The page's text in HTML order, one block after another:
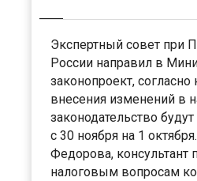
Экспертный совет при
России направил в
законопроект,
внесения изменений в
законодательство
с 30 ноября на 1
Федорова, консультант
налоговым вопросам